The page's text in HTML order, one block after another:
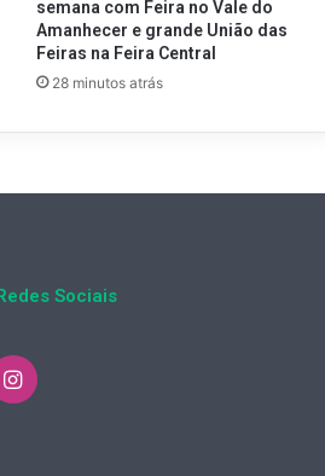
semana com Feira no Vale do
Amanhecer e grande União das
Feiras na Feira Central
28 minutos atrás
Sociais
Instagram